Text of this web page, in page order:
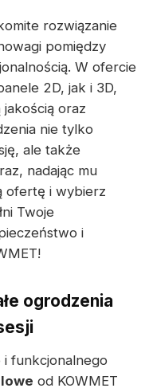
rozwiązanie
pomiędzy
W ofercie
2D, jak i 3D,
oraz
nie tylko
ale także
nadając mu
ofertę i wybierz
Twoje
i
ogrodzenia
funkcjonalnego
od KOWMET